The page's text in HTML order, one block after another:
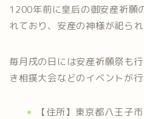
1200年前に皇后の御安産祈願
れており、安産の神様が祀られ
毎月戌の日には安産祈願祭も
き相撲大会などのイベントが行
【住所】東京都八王子